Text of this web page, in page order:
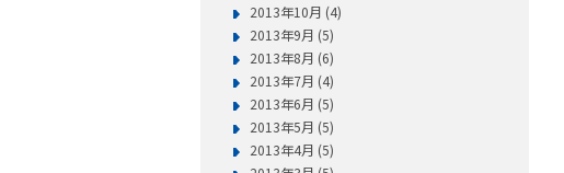
2013年10月 (4)
2013年9月 (5)
2013年8月 (6)
2013年7月 (4)
2013年6月 (5)
2013年5月 (5)
2013年4月 (5)